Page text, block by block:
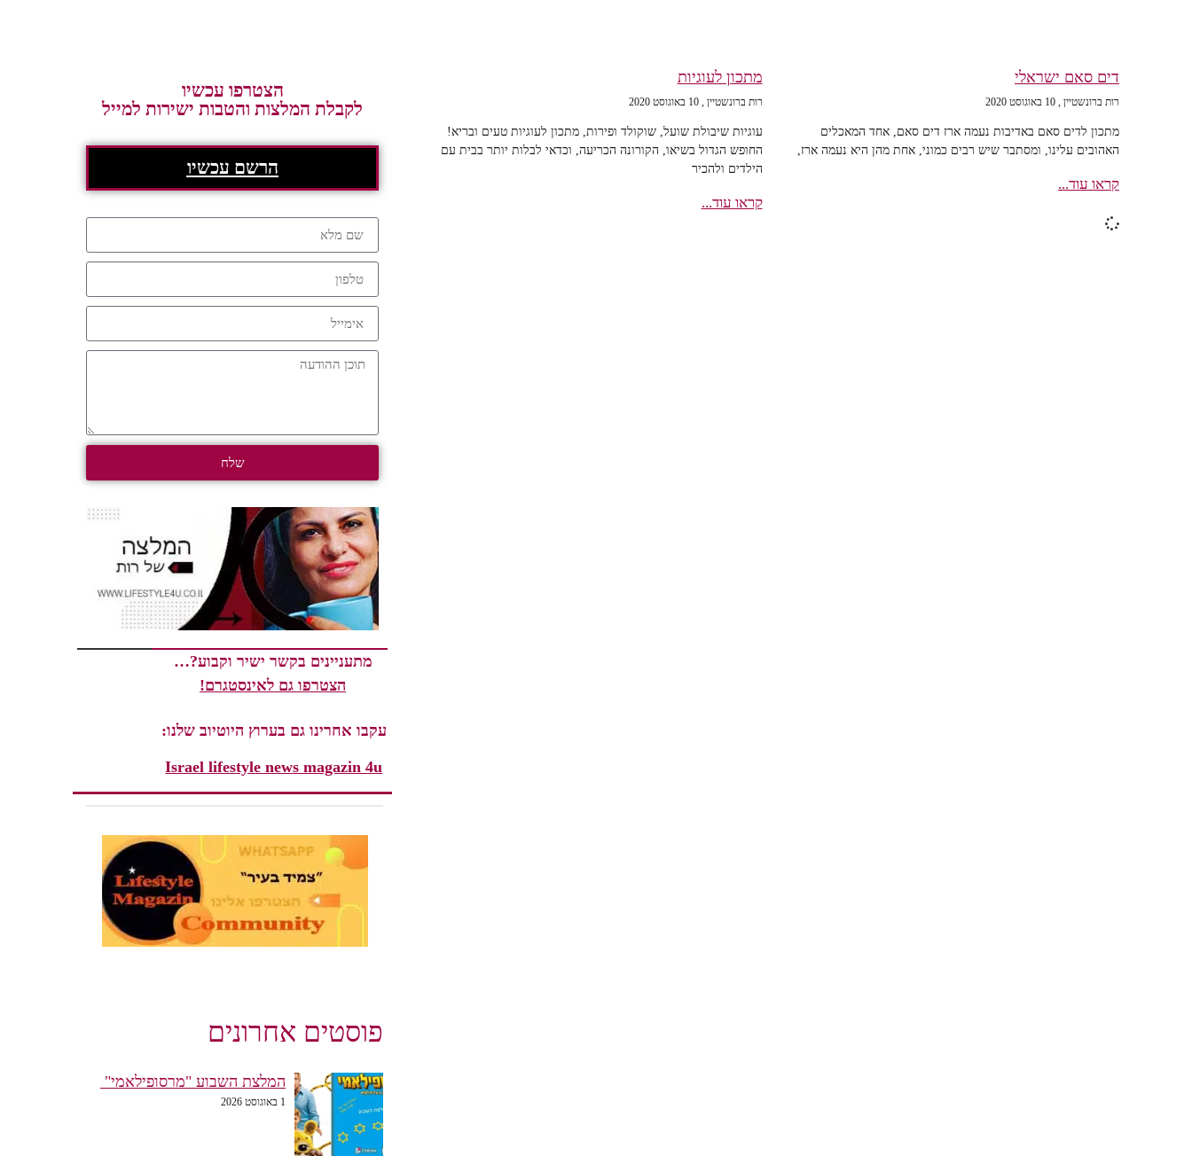
דים סאם ישראלי
רות ברונשטיין 10 באוגוסט 2020
מתכון לדים סאם באדיבות נעמה ארז דים סאם, אחד המאכלים
האהובים עלינו, ומסתבר שיש רבים כמוני, אחת מהן היא נעמה ארז,
קראו עוד...
מתכון לעוגיות
רות ברונשטיין 10 באוגוסט 2020
עוגיות שיבולת שועל, שוקולד ופירות, מתכון לעוגיות טעים ובריא!
החופש הגדול בשיאו, הקורונה הכריעה, וכדאי לבלות יותר בבית עם
הילדים ולהכיר
קראו עוד...
הצטרפו עכשיו
לקבלת המלצות והטבות ישירות למייל
הרשם עכשיו
שלח
מתעניינים בקשר ישיר וקבוע?…
הצטרפו גם לאינסטגרם!
עקבו אחרינו גם בערוץ היוטיוב שלנו:
Israel lifestyle news magazin 4u
פוסטים אחרונים
המלצת השבוע "מרסופילאמי"
1 באוגוסט 2026